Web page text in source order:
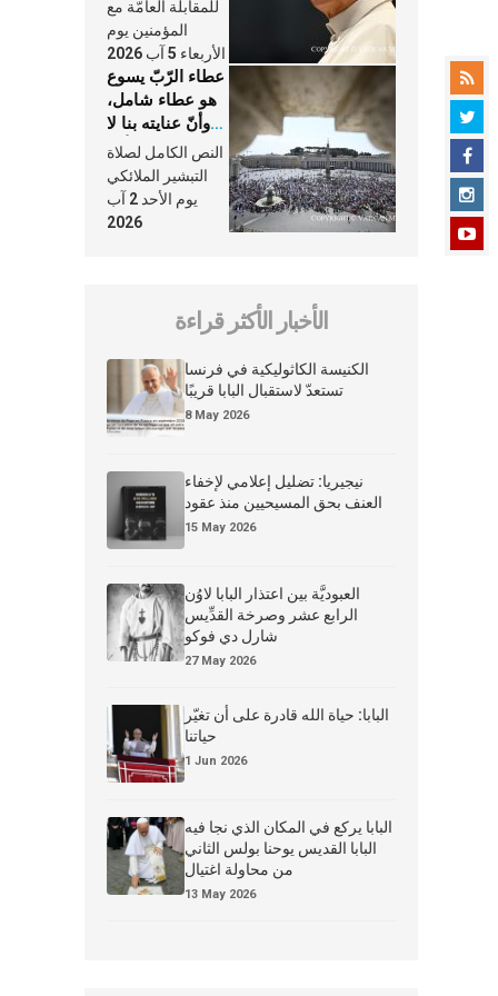
الكنيسة
للمقابلة العامّة مع
المؤمنين يوم
الأربعاء 5 آب 2026
عطاء الرّبّ يسوع
هو عطاء شامل،
وأنّ عنايته بنا لا
تغيب عنّا أبدًا
النص الكامل لصلاة
التبشير الملائكي
يوم الأحد 2 آب
2026
الأخبار الأكثر قراءة
الكنيسة الكاثوليكية في فرنسا
تستعدّ لاستقبال البابا قريبًا
8 May 2026
نيجيريا: تضليل إعلامي لإخفاء
العنف بحق المسيحيين منذ عقود
15 May 2026
العبوديَّة بين اعتذار البابا لاوُن
الرابع عشر وصرخة القدِّيس
شارل دي فوكو
27 May 2026
البابا: حياة الله قادرة على أن تغيّر
حياتنا
1 Jun 2026
البابا يركع في المكان الذي نجا فيه
البابا القديس يوحنا بولس الثاني
من محاولة اغتيال
13 May 2026